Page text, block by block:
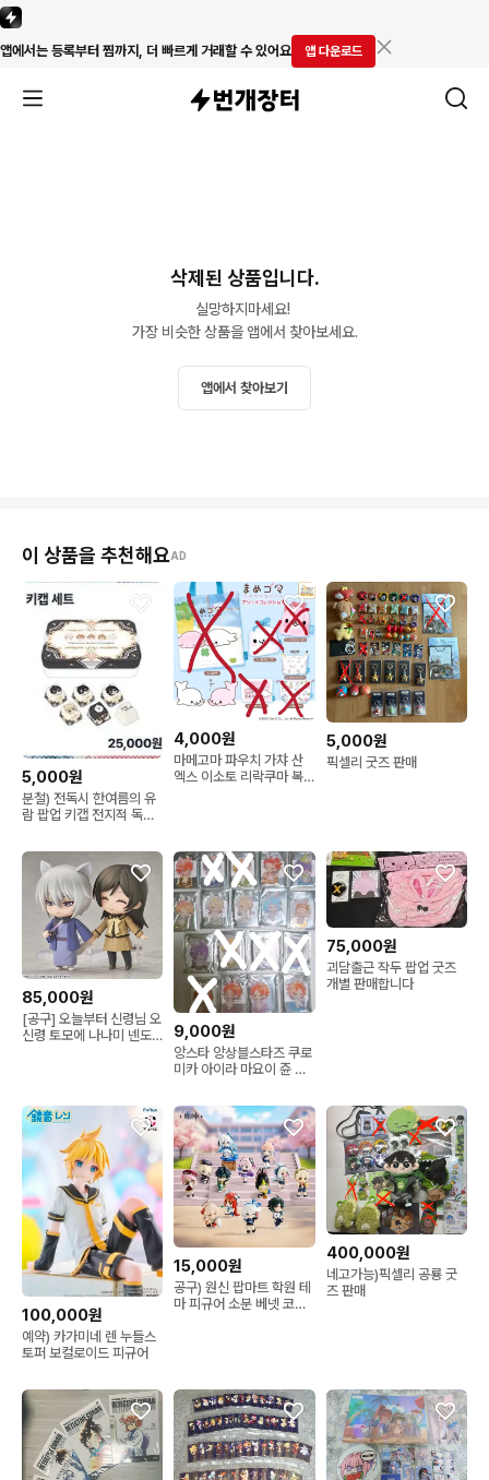
앱에서는 등록부터 찜까지, 더 빠르게 거래할 수 있어요 앱 다운로드
삭제된 상품입니다.
실망하지마세요!
가장 비슷한 상품을 앱에서 찾아보세요.
앱에서 찾아보기
이 상품을 추천해요AD
5,000원
분철) 전독시 한여름의 유
람 팝업 키캡 전지적 독자
4,000원
마메고마 파우치 가챠 산
엑스 이소토 리락쿠마 복
5,000원
픽셀리 굿즈 판매
85,000원
[공구] 오늘부터 신령님 오
신령 토모에 나나미 넨도
9,000원
앙스타 앙상블스타즈 쿠로
미카 아이라 마요이 쥰 카
메 아라시 코가 츠무기
75,000원
괴담출근 작두 팝업 굿즈
개별 판매합니다
100,000원
예약) 카가미네 렌 누들스
토퍼 보컬로이드 피규어
15,000원
공구) 원신 팝마트 학원 테
마 피규어 소분 베넷 코코
400,000원
네고가능)픽셀리 공룡 굿
즈 판매